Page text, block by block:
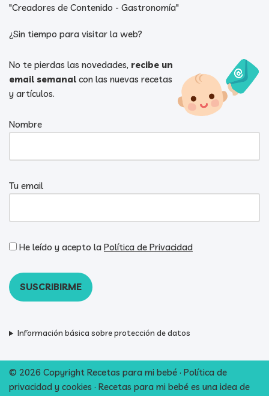
"Creadores de Contenido - Gastronomía"
¿Sin tiempo para visitar la web?
No te pierdas las novedades, recibe un
email semanal con las nuevas recetas
y artículos.
Nombre
Tu email
He leído y acepto la Política de Privacidad
Información básica sobre protección de datos
© 2026 Copyright Recetas para mi bebé · Política de
privacidad y cookies · Recetas para mi bebé es una idea de